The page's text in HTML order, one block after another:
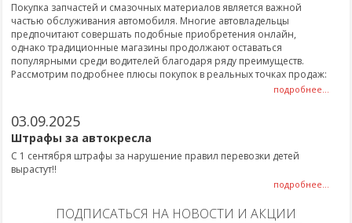
Покупка запчастей и смазочных материалов является важной
частью обслуживания автомобиля. Многие автовладельцы
предпочитают совершать подобные приобретения онлайн,
однако традиционные магазины продолжают оставаться
популярными среди водителей благодаря ряду преимуществ.
Рассмотрим подробнее плюсы покупок в реальных точках продаж:
подробнее...
03.09.2025
Штрафы за автокресла
С 1 сентября штрафы за нарушение правил перевозки детей
вырастут!!
подробнее...
ПОДПИСАТЬСЯ НА НОВОСТИ И АКЦИИ